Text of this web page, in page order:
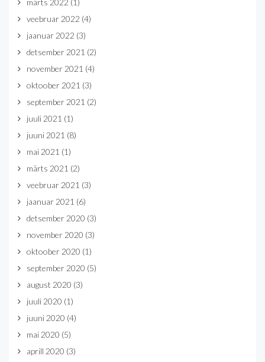
märts 2022 (1)
veebruar 2022 (4)
jaanuar 2022 (3)
detsember 2021 (2)
november 2021 (4)
oktoober 2021 (3)
september 2021 (2)
juuli 2021 (1)
juuni 2021 (8)
mai 2021 (1)
märts 2021 (2)
veebruar 2021 (3)
jaanuar 2021 (6)
detsember 2020 (3)
november 2020 (3)
oktoober 2020 (1)
september 2020 (5)
august 2020 (3)
juuli 2020 (1)
juuni 2020 (4)
mai 2020 (5)
aprill 2020 (3)